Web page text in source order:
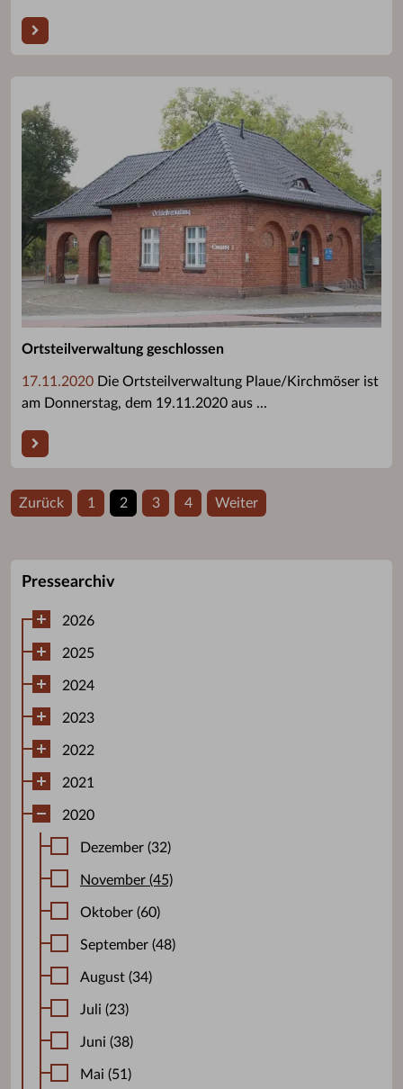
Ortsteilverwaltung geschlossen
17.11.2020 Die Ortsteilverwaltung Plaue/Kirchmöser ist
am Donnerstag, dem 19.11.2020 aus ...
Zurück 1 2 3 4 Weiter
Pressearchiv
2026
2025
2024
2023
2022
2021
2020
Dezember (32)
November (45)
Oktober (60)
September (48)
August (34)
Juli (23)
Juni (38)
Mai (51)